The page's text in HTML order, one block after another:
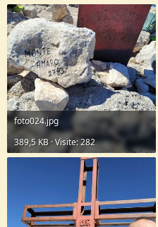
foto024.jpg
389,5 KB · Visite: 282